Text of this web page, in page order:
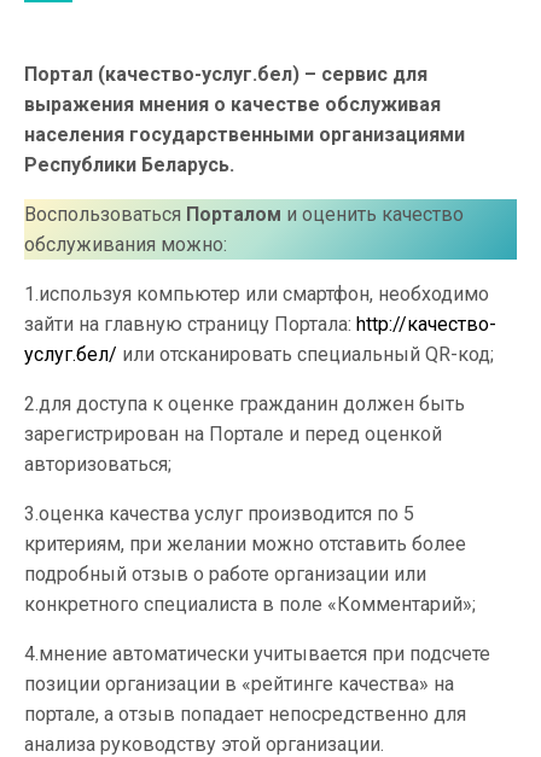
Портал (качество-услуг.бел) – сервис для
выражения мнения о качестве обслуживая
населения государственными организациями
Республики Беларусь.
Воспользоваться Порталом и оценить качество
обслуживания можно:
1.используя компьютер или смартфон, необходимо
зайти на главную страницу Портала: http://качество-
услуг.бел/ или отсканировать специальный QR-код;
2.для доступа к оценке гражданин должен быть
зарегистрирован на Портале и перед оценкой
авторизоваться;
3.оценка качества услуг производится по 5
критериям, при желании можно отставить более
подробный отзыв о работе организации или
конкретного специалиста в поле «Комментарий»;
4.мнение автоматически учитывается при подсчете
позиции организации в «рейтинге качества» на
портале, а отзыв попадает непосредственно для
анализа руководству этой организации.